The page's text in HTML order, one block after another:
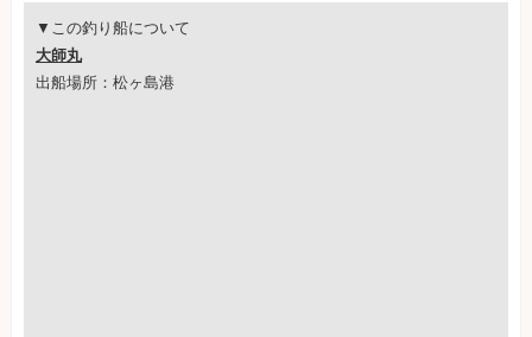
▼この釣り船について
大師丸
出船場所：松ヶ島港